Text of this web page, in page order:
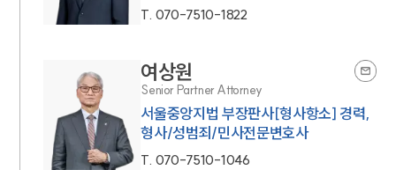
T. 070-7510-1822
여상원
Senior Partner Attorney
서울중앙지법 부장판사[형사항소] 경력,
형사/성범죄/민사전문변호사
T. 070-7510-1046